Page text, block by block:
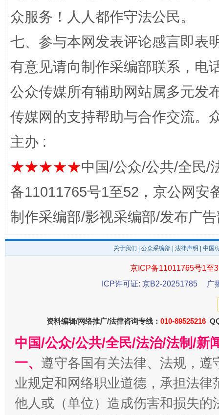
“蜀中异人”王建安的艺术幻境
完善运行机制助力责任有效落实 一纸欠
众服务！人人都作守法公民。
七、参与本网发表评论感言即表
有意见请向制作采编部联系，电
公众传媒所有辅助网站属多元发
传媒网的支持帮助与合作交流。
主办 :
★★★★★中国/公众/公共/全民/
备11011765号1至52，京公网安
制作采编部/影视采编部/发布广
关于我们 公众采编部 法律声明 | 中国
京ICP备11011765号1至
ICP许可证: 京B2-20251785
广
资料编辑/网络推广/法律咨询专线： 010-89525216
中国/公众/公共/全民/法治/法制/新
一、 遵守各国有关法律、法规，
业规定和网络职业道德，承担法
他人或（单位）造成伤害和损失